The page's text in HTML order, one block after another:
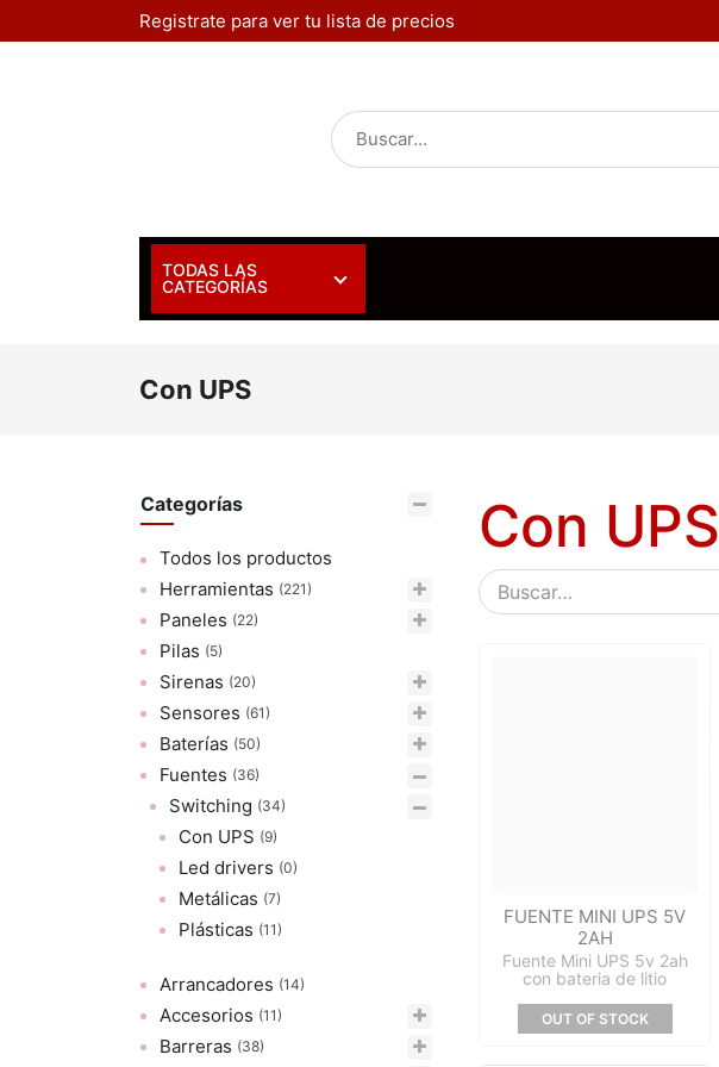
Registrate para ver tu lista de precios
TODAS LAS
CATEGORÍAS
Con UPS
Categorías
Todos los productos
Herramientas (221)
Paneles (22)
Pilas (5)
Sirenas (20)
Sensores (61)
Baterías (50)
Fuentes (36)
Switching (34)
Con UPS (9)
Led drivers (0)
Metálicas (7)
Plásticas (11)
Arrancadores (14)
Accesorios (11)
Barreras (38)
Con UPS
FUENTE MINI UPS 5V
2AH
Fuente Mini UPS 5v 2ah
con bateria de litio
OUT OF STOCK